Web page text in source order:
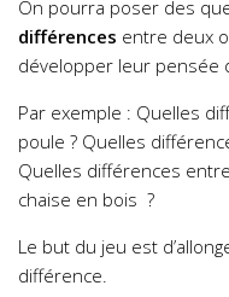
On pourra poser des
différences entre deux
développer leur pensée
Par exemple : Quelles
poule ? Quelles
Quelles différences
chaise en bois ?
Le but du jeu est
différence.